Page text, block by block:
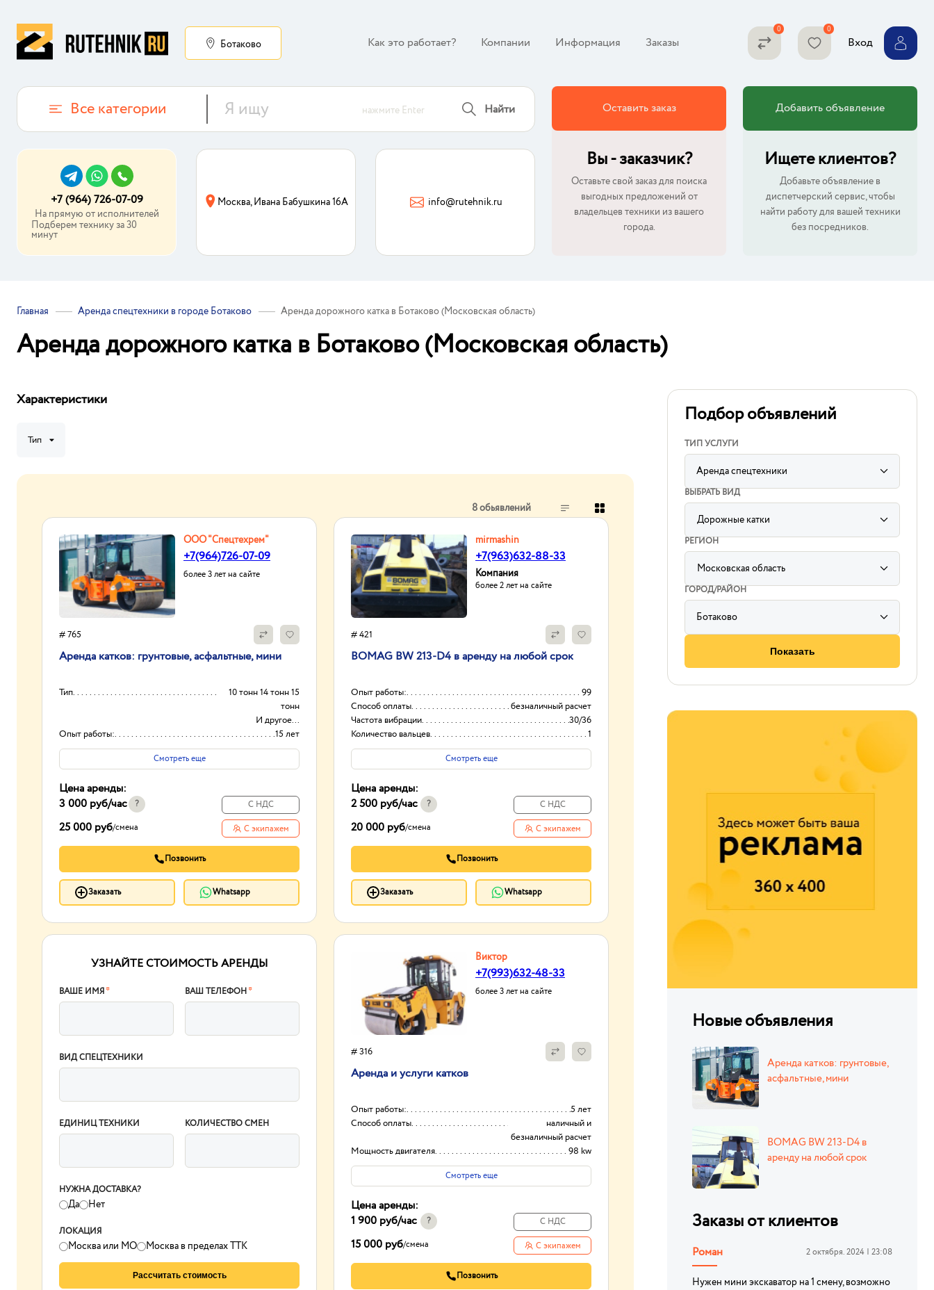
Ботаково Как это работает? Компании Информация Заказы Вход
Все категории нажмите Enter Найти
+7 (964) 726-07-09
На прямую от исполнителей
Подберем технику за 30
минут
Москва, Ивана Бабушкина 16А info@rutehnik.ru
Оставить заказ
Вы - заказчик?
Оставьте свой заказ для поиска
выгодных предложений от
владельцев техники из вашего
города.
Добавить объявление
Ищете клиентов?
Добавьте объявление в
диспетчерский сервис, чтобы
найти работу для вашей техники
без посредников.
Главная Аренда спецтехники в городе Ботаково Аренда дорожного катка в Ботаково (Московская область)
Аренда дорожного катка в Ботаково (Московская область)
Характеристики
Тип
8 обьявлений
ООО "Спецтехрем"
+7(964)726-07-09
более 3 лет на сайте
# 765
Аренда катков: грунтовые, асфальтные, мини
Тип
10 тонн 14 тонн 15
тонн
И другое...
Опыт работы:
15 лет
Способ оплаты
С НДС/БЕЗ НДС/
Смотреть еще
Цена аренды:
3 000 руб/час ?
25 000 руб/смена
С НДС
С экипажем
Позвонить
Заказать Whatsapp
mirmashin
+7(963)632-88-33
Компания
более 2 лет на сайте
# 421
BOMAG BW 213-D4 в аренду на любой срок
Опыт работы:
99
Способ оплаты
безналичный расчет
Частота вибрации
30/36
Количество вальцев
1
Смотреть еще
Цена аренды:
2 500 руб/час ?
20 000 руб/смена
С НДС
С экипажем
Позвонить
Заказать Whatsapp
УЗНАЙТЕ СТОИМОСТЬ АРЕНДЫ
ВАШЕ ИМЯ* ВАШ ТЕЛЕФОН*
ВИД СПЕЦТЕХНИКИ
ЕДИНИЦ ТЕХНИКИ КОЛИЧЕСТВО СМЕН
НУЖНА ДОСТАВКА?
Да Нет
ЛОКАЦИЯ
Москва или МО Москва в пределах ТТК
Рассчитать стоимость
Виктор
+7(993)632-48-33
более 3 лет на сайте
# 316
Аренда и услуги катков
Опыт работы:
5 лет
Способ оплаты
наличный и
безналичный расчет
Мощность двигателя
98 kw
Ширина уплотняемой полосы
2130 мм
Смотреть еще
Цена аренды:
1 900 руб/час ?
15 000 руб/смена
С НДС
С экипажем
Позвонить
Подбор объявлений
ТИП УСЛУГИ
Аренда спецтехники
ВЫБРАТЬ ВИД
Дорожные катки
label
for
sorting
input
РЕГИОН
Московская область
label
for
sorting
input
ГОРОД/РАЙОН
Ботаково
Показать
Новые объявления
Аренда катков: грунтовые,
асфальтные, мини
BOMAG BW 213-D4 в
аренду на любой срок
Заказы от клиентов
Роман 2 октября. 2024 | 23:08
Нужен мини экскаватор на 1 смену, возможно